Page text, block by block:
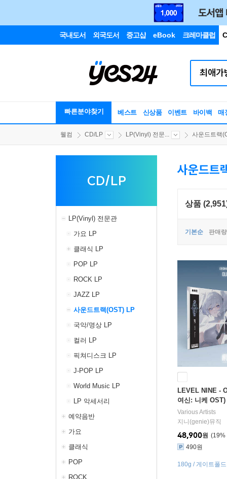
국내도서 외국도서 중고샵 eBook 크레마클럽
빠른분야찾기 베스트 신상품 이벤트 바이백 매
웰컴 CD/LP LP(Vinyl) 전문... 사운드트랙
CD/LP
LP(Vinyl) 전문관
가요 LP
클래식 LP
POP LP
ROCK LP
JAZZ LP
사운드트랙(OST) LP
국악/명상 LP
컬러 LP
픽쳐디스크 LP
J-POP LP
World Music LP
LP 악세서리
예약음반
가요
클래식
POP
ROCK
사운드트
상품
기본순 판매
LEVEL NINE -
여신: 니케
Various Artists
지니(genie)뮤직
19%
48,900원
490원
180g / 게이트폴